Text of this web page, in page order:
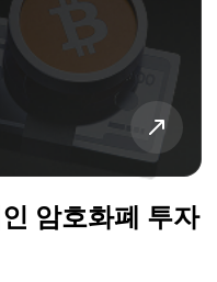
암호화폐 투자